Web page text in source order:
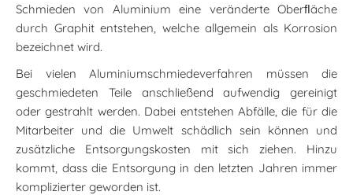
Schmieden von Aluminium eine veränderte Oberﬂäche
durch Graphit entstehen, welche allgemein als Korrosion
bezeichnet wird.
Bei vielen Aluminiumschmiedeverfahren müssen die
geschmiedeten Teile anschließend aufwendig gereinigt
oder gestrahlt werden. Dabei entstehen Abfälle, die für die
Mitarbeiter und die Umwelt schädlich sein können und
zusätzliche Entsorgungskosten mit sich ziehen. Hinzu
kommt, dass die Entsorgung in den letzten Jahren immer
komplizierter geworden ist.